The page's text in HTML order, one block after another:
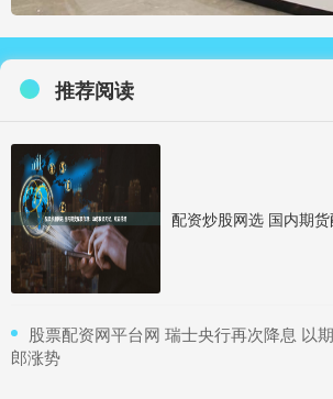
推荐阅读
股票配资网平台网 瑞士央行再次降息 以
郎涨势